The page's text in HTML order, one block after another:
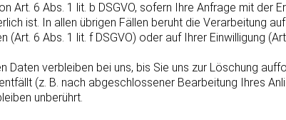
Art. 6 Abs. 1 lit. b DSGVO, sofern Ihre Anfrage mit der
ist. In allen übrigen Fällen beruht die Verarbeitung
6 Abs. 1 lit. f DSGVO) oder auf Ihrer Einwilligung
verbleiben bei uns, bis Sie uns zur Löschung
(z. B. nach abgeschlossener Bearbeitung Ihres
unberührt.